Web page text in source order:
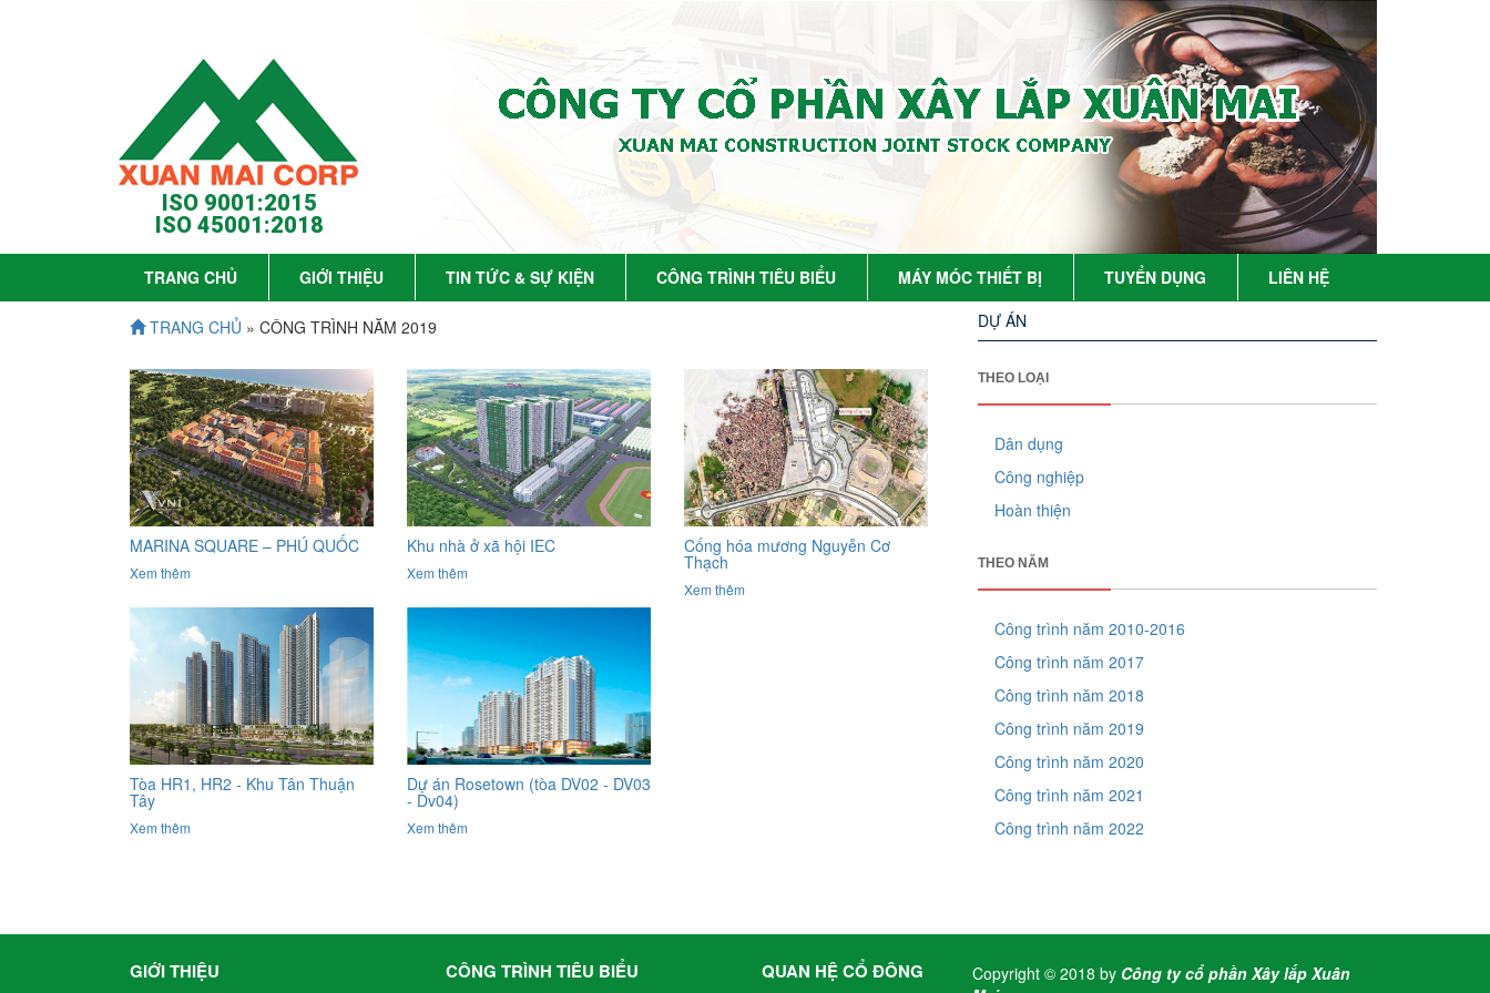
ISO 9001:2015
ISO 45001:2018
TRANG CHỦ GIỚI THIỆU TIN TỨC & SỰ KIỆN CÔNG TRÌNH TIÊU BIỂU MÁY MÓC THIẾT BỊ TUYỂN DỤNG LIÊN HỆ
TRANG CHỦ » CÔNG TRÌNH NĂM 2019
MARINA SQUARE – PHÚ QUỐC
Xem thêm
Khu nhà ở xã hội IEC
Xem thêm
Cống hóa mương Nguyễn Cơ
Thạch
Xem thêm
Tòa HR1, HR2 - Khu Tân Thuận
Tây
Xem thêm
Dự án Rosetown (tòa DV02 - DV03
- Dv04)
Xem thêm
DỰ ÁN
THEO LOẠI
Dân dụng
Công nghiệp
Hoàn thiện
THEO NĂM
Công trình năm 2010-2016
Công trình năm 2017
Công trình năm 2018
Công trình năm 2019
Công trình năm 2020
Công trình năm 2021
Công trình năm 2022
GIỚI THIỆU CÔNG TRÌNH TIÊU BIỂU QUAN HỆ CỔ ĐÔNG Copyright © 2018 by Công ty cổ phần Xây lắp Xuân